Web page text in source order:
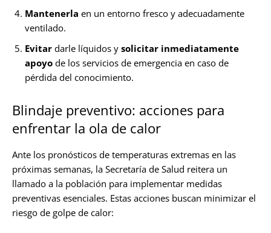
Mantenerla en un entorno fresco y adecuadamente
ventilado.
Evitar darle líquidos y solicitar inmediatamente
apoyo de los servicios de emergencia en caso de
pérdida del conocimiento.
Blindaje preventivo: acciones para
enfrentar la ola de calor
Ante los pronósticos de temperaturas extremas en las
próximas semanas, la Secretaría de Salud reitera un
llamado a la población para implementar medidas
preventivas esenciales. Estas acciones buscan minimizar el
riesgo de golpe de calor: